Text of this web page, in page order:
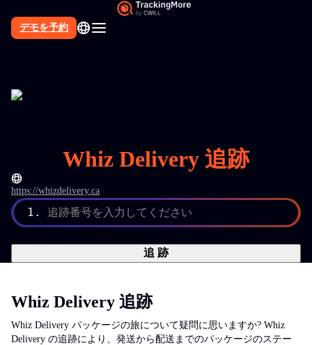
デモを予約
Whiz Delivery 追跡
https://whizdelivery.ca
1. 追跡番号を入力してください
追 跡
Whiz Delivery 追跡
Whiz Delivery パッケージの旅について疑問に思いますか? Whiz
Delivery の追跡により、発送から配送までのパッケージのステー